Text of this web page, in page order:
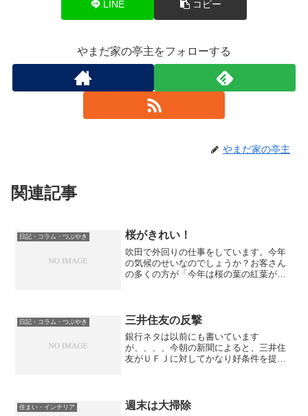
LINE コピー
やまだ家の亭主をフォローする
やまだ家の亭主
関連記事
日記・コラム・つぶやき 桜がきれい！
吹田で外回りの仕事をしています。今年
の気候のせいなのでしょうか？お客さん
の多くの方が「今年は桜の葉の紅葉がき
葉は散ってしまいましたが...
日記・コラム・つぶやき 三井住友の反撃
銀行ネタは以前にも書いています
が、、、、今朝の新聞によると、三井住
友がＵＦＪに対してかなり好条件を提示
この三行で今のところ得してるの...
住まい・インテリア 週末は大掃除